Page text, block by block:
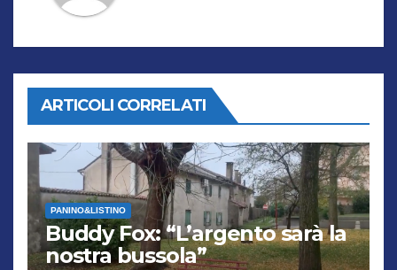
ARTICOLI CORRELATI
PANINO&LISTINO
Buddy Fox: “L’argento sarà la
nostra bussola”